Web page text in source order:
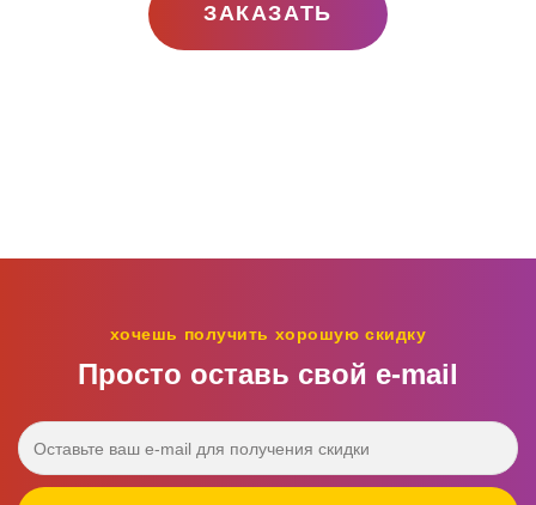
ЗАКАЗАТЬ
хочешь получить хорошую скидку
Просто оставь свой e‑mail